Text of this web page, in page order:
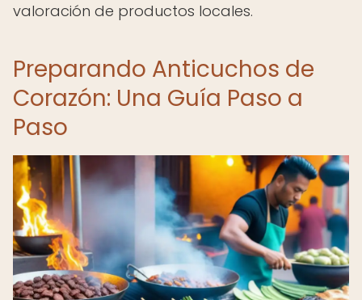
valoración de productos locales.
Preparando Anticuchos de
Corazón: Una Guía Paso a
Paso